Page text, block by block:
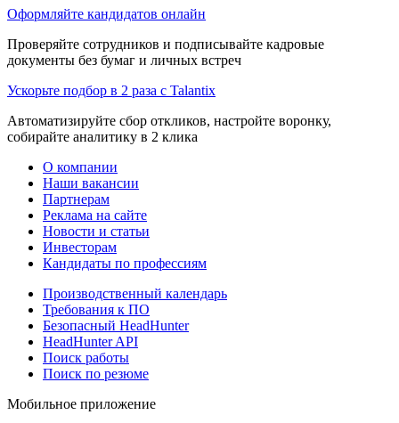
Оформляйте кандидатов онлайн
Проверяйте сотрудников и подписывайте кадровые
документы без бумаг и личных встреч
Ускорьте подбор в 2 раза с Talantix
Автоматизируйте сбор откликов, настройте воронку,
собирайте аналитику в 2 клика
О компании
Наши вакансии
Партнерам
Реклама на сайте
Новости и статьи
Инвесторам
Кандидаты по профессиям
Производственный календарь
Требования к ПО
Безопасный HeadHunter
HeadHunter API
Поиск работы
Поиск по резюме
Мобильное приложение